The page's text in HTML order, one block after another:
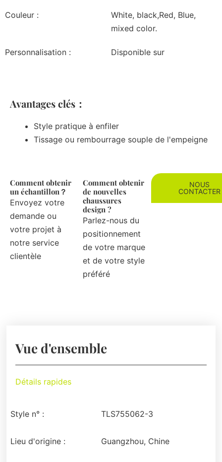
Couleur :
White, black,Red, Blue,
mixed color.
Personnalisation : Disponible sur
Avantages clés：
Style pratique à enfiler
Tissage ou rembourrage souple de l'empeigne
Comment obtenir
un échantillon？
Envoyez votre
demande ou
votre projet à
notre service
clientèle
Comment obtenir
de nouvelles
chaussures
design ?
Parlez-nous du
positionnement
de votre marque
et de votre style
préféré
NOUS
CONTACTER
Vue d'ensemble
Détails rapides
Style n° : TLS755062-3
Lieu d'origine : Guangzhou, Chine